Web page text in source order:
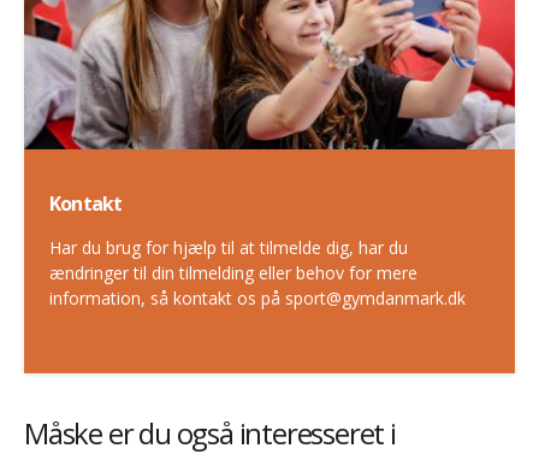
Kontakt
Har du brug for hjælp til at tilmelde dig, har du
ændringer til din tilmelding eller behov for mere
information, så kontakt os på sport@gymdanmark.dk
Måske er du også interesseret i